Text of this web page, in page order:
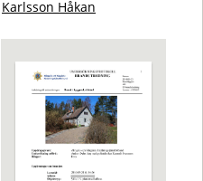
Karlsson Håkan